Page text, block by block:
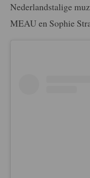
Nederlandstalige
MEAU en Sophie